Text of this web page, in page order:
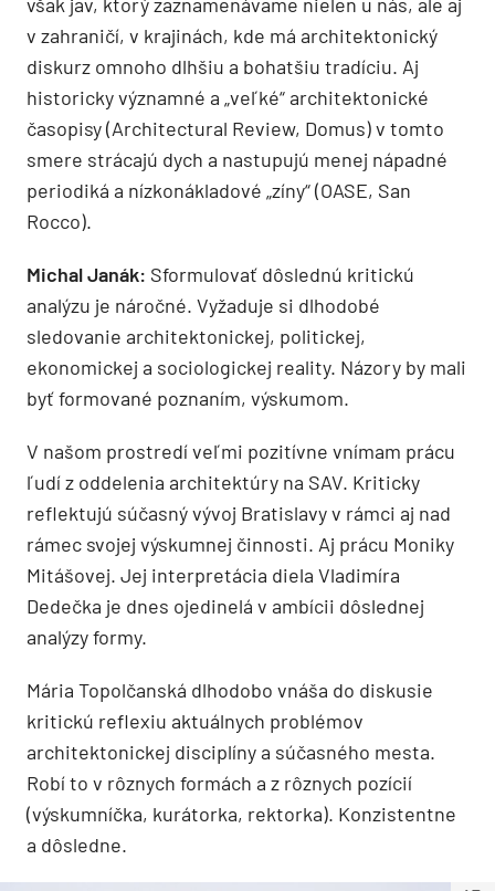
v zahraničí, v krajinách, kde má architektonický
diskurz omnoho dlhšiu a bohatšiu tradíciu. Aj
historicky významné a „veľké“ architektonické
časopisy (Architectural Review, Domus) v tomto
smere strácajú dych a nastupujú menej nápadné
periodiká a nízkonákladové „zíny“ (OASE, San
Rocco).
Michal Janák: Sformulovať dôslednú kritickú
analýzu je náročné. Vyžaduje si dlhodobé
sledovanie architektonickej, politickej,
ekonomickej a sociologickej reality. Názory by mali
byť formované poznaním, výskumom.
V našom prostredí veľmi pozitívne vnímam prácu
ľudí z oddelenia architektúry na SAV. Kriticky
reflektujú súčasný vývoj Bratislavy v rámci aj nad
rámec svojej výskumnej činnosti. Aj prácu Moniky
Mitášovej. Jej interpretácia diela Vladimíra
Dedečka je dnes ojedinelá v ambícii dôslednej
analýzy formy.
Mária Topolčanská dlhodobo vnáša do diskusie
kritickú reflexiu aktuálnych problémov
architektonickej disciplíny a súčasného mesta.
Robí to v rôznych formách a z rôznych pozícií
(výskumníčka, kurátorka, rektorka). Konzistentne
a dôsledne.